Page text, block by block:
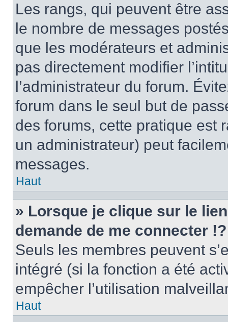
Les rangs, qui peuvent être
le nombre de messages
que les modérateurs et
pas directement modifier
l’administrateur du forum.
forum dans le seul but de
des forums, cette pratique est
un administrateur) peut
messages.
Haut
» Lorsque je clique sur le
demande de me connecter !?
Seuls les membres peuvent
intégré (si la fonction a été
empêcher l’utilisation
Haut